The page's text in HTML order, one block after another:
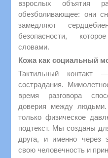
взрослых объятия
обезболивающее: они
замедляют
безопасности,
словами.
Кожа как социальный
Тактильный контакт
сострадания.
время разговора
доверия между
только физическое
подтекст. Мы созданы
друга, и именно через
свою человечность и